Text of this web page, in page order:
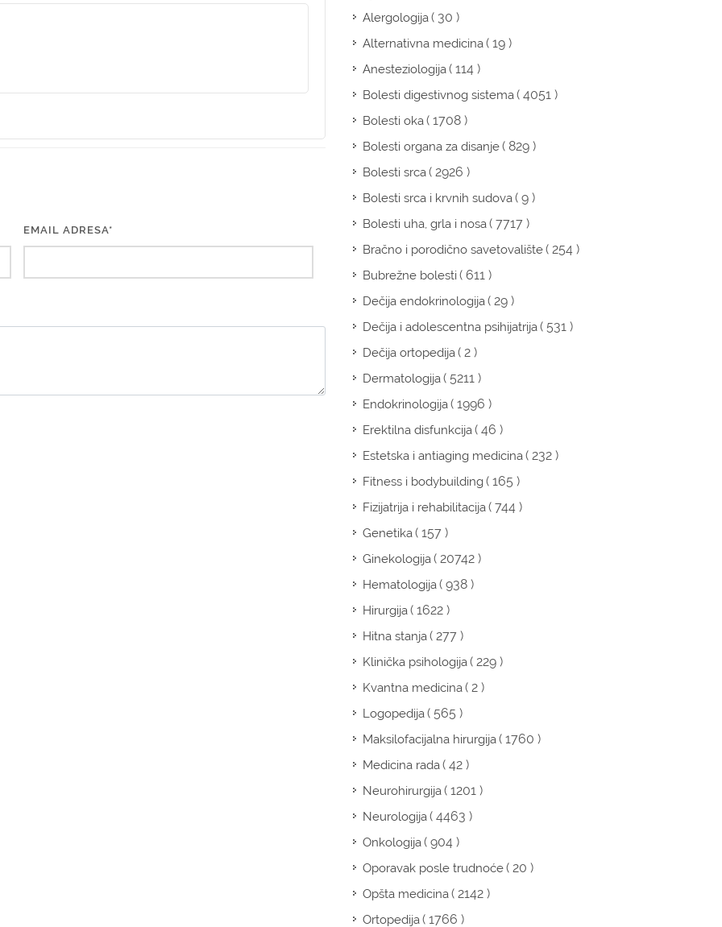
EMAIL ADRESA*
Alergologija( 30 )
Alternativna medicina( 19 )
Anesteziologija( 114 )
Bolesti digestivnog sistema( 4051 )
Bolesti oka( 1708 )
Bolesti organa za disanje( 829 )
Bolesti srca( 2926 )
Bolesti srca i krvnih sudova( 9 )
Bolesti uha, grla i nosa( 7717 )
Bračno i porodično savetovalište( 254 )
Bubrežne bolesti( 611 )
Dečija endokrinologija( 29 )
Dečija i adolescentna psihijatrija( 531 )
Dečija ortopedija( 2 )
Dermatologija( 5211 )
Endokrinologija( 1996 )
Erektilna disfunkcija( 46 )
Estetska i antiaging medicina( 232 )
Fitness i bodybuilding( 165 )
Fizijatrija i rehabilitacija( 744 )
Genetika( 157 )
Ginekologija( 20742 )
Hematologija( 938 )
Hirurgija( 1622 )
Hitna stanja( 277 )
Klinička psihologija( 229 )
Kvantna medicina( 2 )
Logopedija( 565 )
Maksilofacijalna hirurgija( 1760 )
Medicina rada( 42 )
Neurohirurgija( 1201 )
Neurologija( 4463 )
Onkologija( 904 )
Oporavak posle trudnoće( 20 )
Opšta medicina( 2142 )
Ortopedija( 1766 )